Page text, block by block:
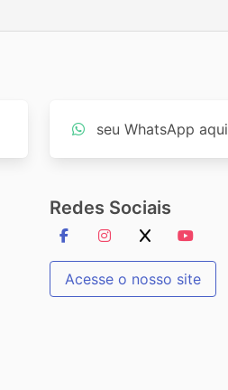
seu WhatsApp aqui
Redes Sociais
Acesse o nosso site